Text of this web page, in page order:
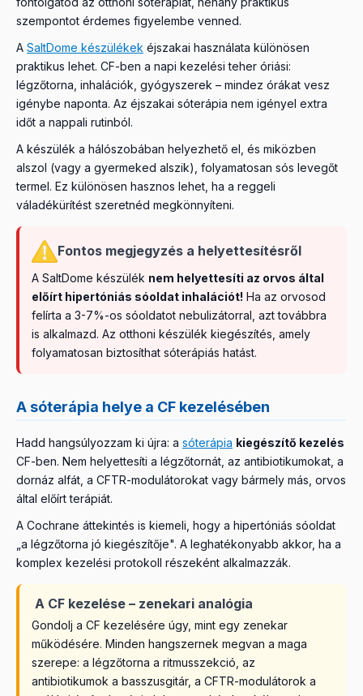
szempontot érdemes figyelembe venned.
A SaltDome készülékek éjszakai használata különösen
praktikus lehet. CF-ben a napi kezelési teher óriási:
légzőtorna, inhalációk, gyógyszerek – mindez órákat vesz
igénybe naponta. Az éjszakai sóterápia nem igényel extra
időt a nappali rutinból.
A készülék a hálószobában helyezhető el, és miközben
alszol (vagy a gyermeked alszik), folyamatosan sós levegőt
termel. Ez különösen hasznos lehet, ha a reggeli
váladékürítést szeretnéd megkönnyíteni.
Fontos megjegyzés a helyettesítésről
A SaltDome készülék nem helyettesíti az orvos által
előírt hipertóniás sóoldat inhalációt! Ha az orvosod
felírta a 3-7%-os sóoldatot nebulizátorral, azt továbbra
is alkalmazd. Az otthoni készülék kiegészítés, amely
folyamatosan biztosíthat sóterápiás hatást.
A sóterápia helye a CF kezelésében
Hadd hangsúlyozzam ki újra: a sóterápia kiegészítő kezelés
CF-ben. Nem helyettesíti a légzőtornát, az antibiotikumokat, a
dornáz alfát, a CFTR-modulátorokat vagy bármely más, orvos
által előírt terápiát.
A Cochrane áttekintés is kiemeli, hogy a hipertóniás sóoldat
„a légzőtorna jó kiegészítője". A leghatékonyabb akkor, ha a
komplex kezelési protokoll részeként alkalmazzák.
A CF kezelése – zenekari analógia
Gondolj a CF kezelésére úgy, mint egy zenekar
működésére. Minden hangszernek megvan a maga
szerepe: a légzőtorna a ritmusszekció, az
antibiotikumok a basszusgitár, a CFTR-modulátorok a